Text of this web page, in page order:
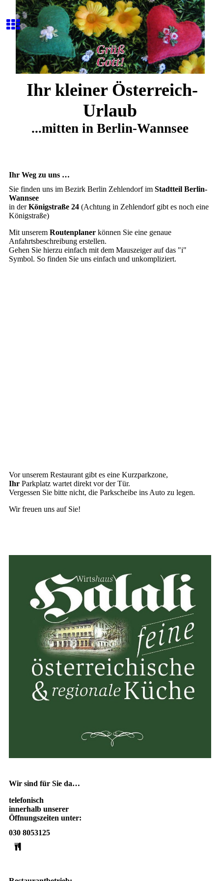
Ihr kleiner Österreich-
Urlaub
...mitten in Berlin-Wannsee
Ihr Weg zu uns …
Sie finden uns im Bezirk Berlin Zehlendorf im Stadtteil Berlin-
Wannsee
in derKönigstraße 24 (Achtung in Zehlendorf gibt es noch eine
Königstraße)
Mit unserem Routenplanerkönnen Sie eine genaue
Anfahrtsbeschreibung erstellen.
Gehen Sie hierzu einfach mit dem Mauszeiger auf das "i"
Symbol. So finden Sie uns einfach und unkompliziert.
Vor unserem Restaurant gibt es eine Kurzparkzone,
IhrParkplatz wartet direkt vor der Tür.
Vergessen Sie bitte nicht, die Parkscheibe ins Auto zu legen.
Wir freuen uns auf Sie!
Wir sind für Sie da…
telefonisch
innerhalb unserer
Öffnungszeiten unter:
030 8053125